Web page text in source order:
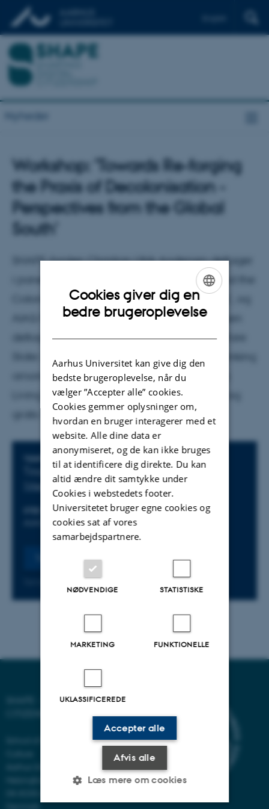
Workshop: 'Towards Re-forging
the Praxis of Decolonisation -
Perspectives from the Global
South'
SHAPE-forsker Christian Ulrik Andersen deltager
i panelet 'Minor and Major Tech - Cree# and the
Colonial Drives of Networked Technologies', og
AIAS/SHAPE fellow Maj Nygaard-Christensen
deltager i panelet 'The Bench and the Welfare
State: Decolonial Perspectives on Public Drinking
among Socially Marginalized Greenlanders
Living in Denmark'. Workshoppen er åben og
gratis for alle interesserede.
Oplysninger om arrangementet
TIDSPUNKT
Tirsdag 1. april 2025, kl. 09:15 - 10:30
Tilføj til kalender
Hjemmeside
Senest fredag28.marts 2025, kl. 00:00
SHAPE - SHAPING DIGITAL
School of Communication and
Helsingforsgade 14
ENGLISH
Cookies giver dig en
bedre brugeroplevelse
Aarhus Universitet kan give dig den
bedste brugeroplevelse, når du
vælger ”Accepter alle” cookies.
Cookies gemmer oplysninger om,
hvordan en bruger interagerer med et
website. Alle dine data er
anonymiseret, og de kan ikke bruges
til at identificere dig direkte. Du kan
altid ændre dit samtykke under
Cookies i webstedets footer.
Universitetet bruger egne cookies og
cookies sat af vores
samarbejdspartnere.
NØDVENDIGE STATISTISKE
MARKETING FUNKTIONELLE
UKLASSIFICEREDE
Accepter alle
Afvis alle
Læs mere om cookies